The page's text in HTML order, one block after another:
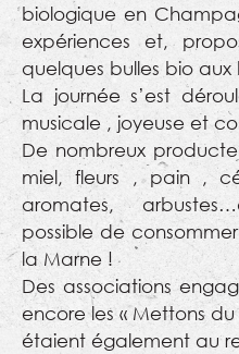
biologique en
expériences et,
quelques bulles bio aux
La journée s’est
musicale , joyeuse et
De nombreux
miel, fleurs , pain ,
aromates,
possible de
la Marne !
Des associations
encore les « Mettons
étaient également au